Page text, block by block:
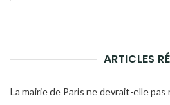
ARTICLES
La mairie de Paris ne devrait-elle